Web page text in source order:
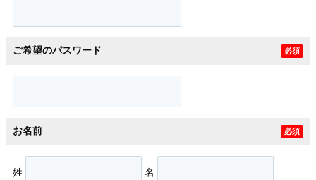
ご希望のパスワード 必須
お名前 必須
姓 名